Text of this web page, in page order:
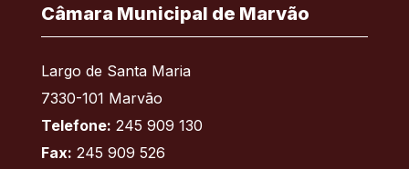
Câmara Municipal de Marvão
Largo de Santa Maria
7330-101 Marvão
Telefone: 245 909 130
Fax: 245 909 526